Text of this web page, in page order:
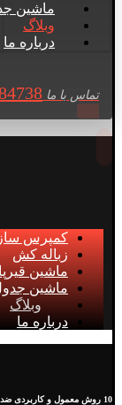
ماشین
وبلاگ
درباره ما
تماس با ما
کمپرس
زباله کش
ماشین
ماشین
وبلاگ
درباره ما
10 روش‌ معمول و کاربردی ضد نشت در ماشین‌ آلات شهری!